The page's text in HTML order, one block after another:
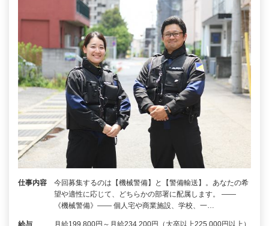
仕事内容
今回募集するのは【機械警備】と【警備輸送】。あなたの希
望や適性に応じて、どちらかの部署に配属します。 ――
《機械警備》―― 個人宅や商業施設、学校、一…
給与
月給199,800円～月給234,200円（大卒以上225,000円以上）